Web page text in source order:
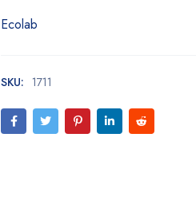
Ecolab
SKU: 1711